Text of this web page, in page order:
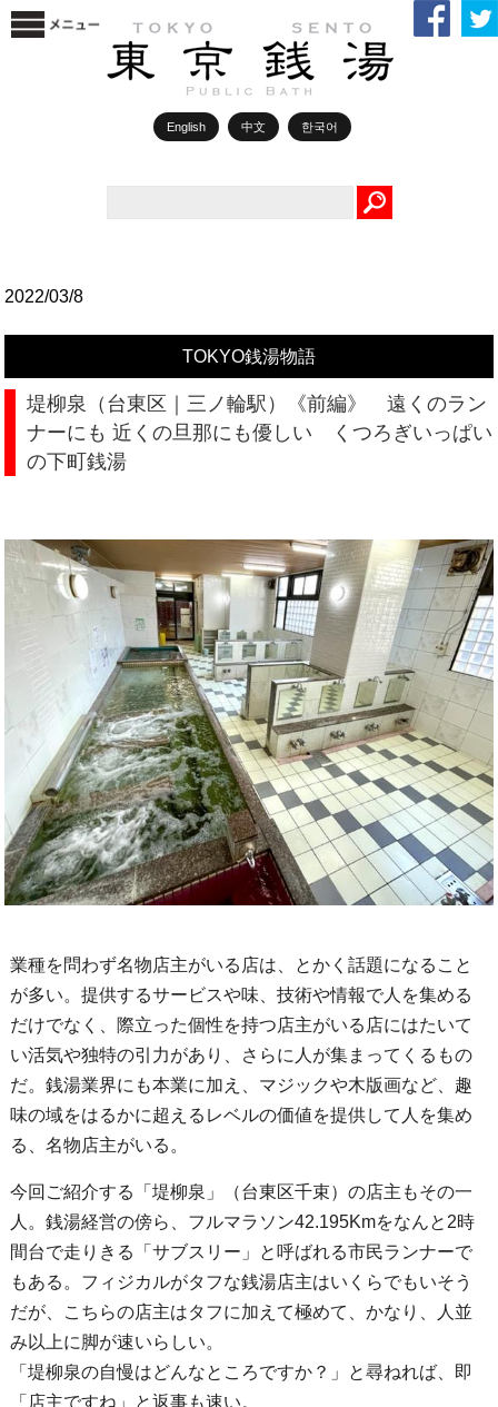
English 中文 한국어
2022/03/8
TOKYO銭湯物語
堤柳泉（台東区｜三ノ輪駅）《前編》 遠くのラン
ナーにも 近くの旦那にも優しい くつろぎいっぱい
の下町銭湯
業種を問わず名物店主がいる店は、とかく話題になること
が多い。提供するサービスや味、技術や情報で人を集める
だけでなく、際立った個性を持つ店主がいる店にはたいて
い活気や独特の引力があり、さらに人が集まってくるもの
だ。銭湯業界にも本業に加え、マジックや木版画など、趣
味の域をはるかに超えるレベルの価値を提供して人を集め
る、名物店主がいる。
今回ご紹介する「堤柳泉」（台東区千束）の店主もその一
人。銭湯経営の傍ら、フルマラソン42.195Kmをなんと2時
間台で走りきる「サブスリー」と呼ばれる市民ランナーで
もある。フィジカルがタフな銭湯店主はいくらでもいそう
だが、こちらの店主はタフに加えて極めて、かなり、人並
み以上に脚が速いらしい。
「堤柳泉の自慢はどんなところですか？」と尋ねれば、即
「店主ですね」と返事も速い。